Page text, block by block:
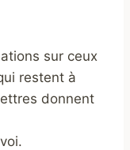
sur ceux
restent à
donnent